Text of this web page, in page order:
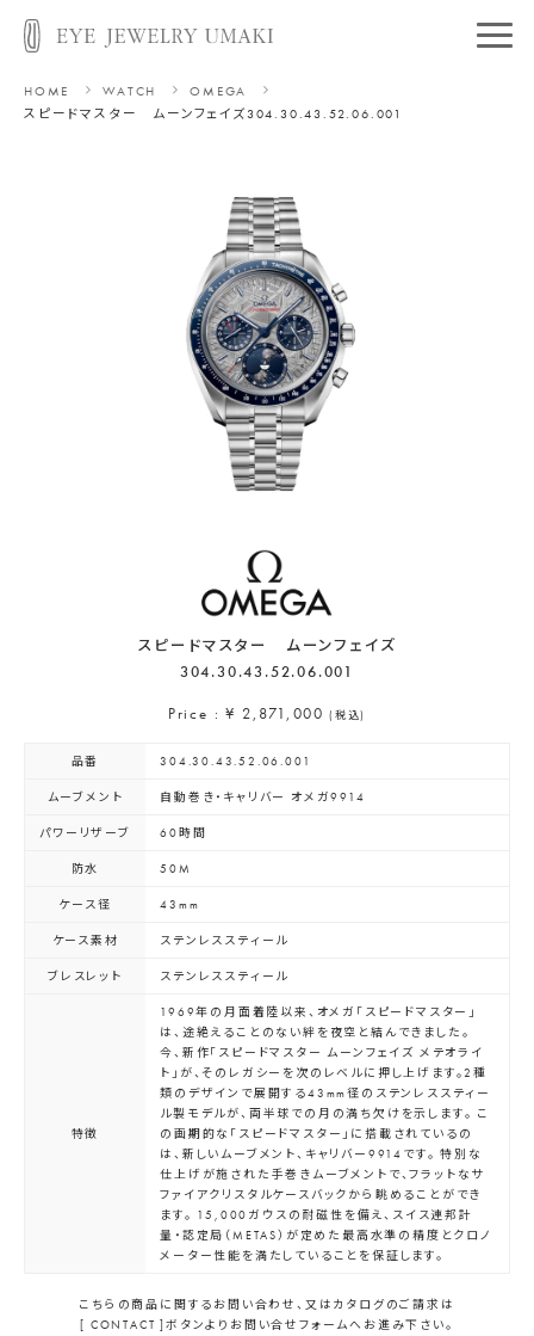
HOME WATCH
OMEGA
スピードマスター ムーンフェイズ304.30.43.52.06.00 1
スピードマスター ムーンフェイズ
304.30.43.52.06.00 1
Price : ¥ 2,871,000 (税込)
品番 304.30.43.52.06.00 1
ムーブメント 自動巻き・キャリバー オメガ9914
パワーリザーブ 60時間
防水 50M
ケース径 43mm
ケース素材 ステンレススティール
ブレスレット ステンレススティール
特徴
1969年の月面着陸以来、オメガ「スピードマスター」
は、途絶えることのない絆を夜空と結んできました。
今、新作「スピードマスター ムーンフェイズ メテオライ
ト」が、そのレガシーを次のレベルに押し上げます。2種
類のデザインで展開する43mm径のステンレススティー
ル製モデルが、両半球での月の満ち欠けを示します。 こ
の画期的な「スピードマスター」に搭載されているの
は、新しいムーブメント、キャリバー9914です。 特別な
仕上げが施された手巻きムーブメントで、フラットなサ
ファイアクリスタルケースバックから眺めることができ
ます。 15,000ガウスの耐磁性を備え、スイス連邦計
量・認定局（METAS）が定めた最高水準の精度とクロノ
メーター性能を満たしていることを保証します。
こちらの商品に関するお問い合わせ、又はカタログのご請求は
[ CONTACT ]ボタンよりお問い合せフォームへお進み下さい。